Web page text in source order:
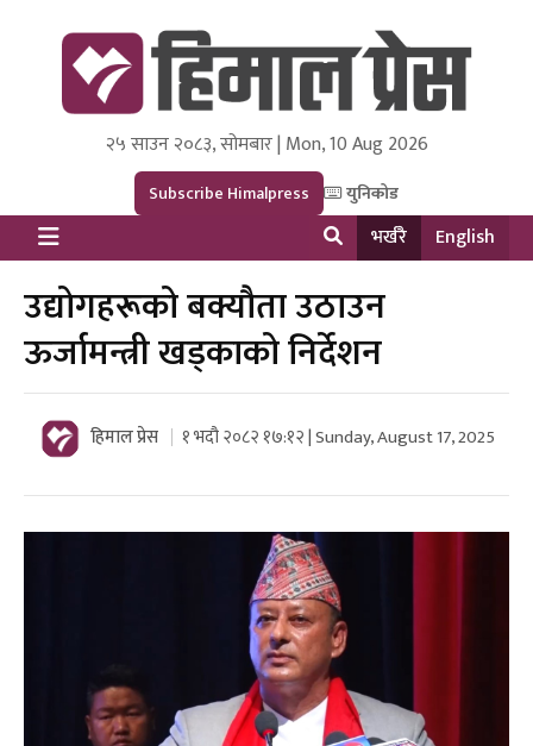
Himal Press
Dot NewsyNepal Media and Research Pvt Ltd.
२५ साउन २०८३, सोमबार | Mon, 10 Aug 2026
Subscribe Himalpress युनिकोड
भर्खरै English
उद्योगहरूको बक्यौता उठाउन
ऊर्जामन्त्री खड्काको निर्देशन
हिमाल प्रेस १ भदौ २०८२ १७:१२ | Sunday, August 17, 2025